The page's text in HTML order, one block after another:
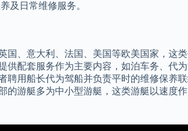
及日常维修服务。
、意大利、法国、美国等欧美国家，这
配套服务作为主要内容，如泊车务、代
用船长代为驾船并负责平时的维修保养
游艇多为中小型游艇，这类游艇以速度